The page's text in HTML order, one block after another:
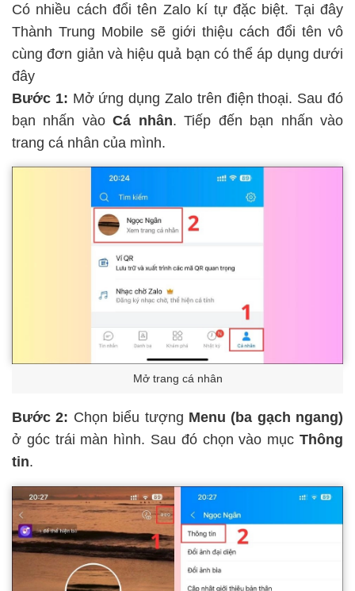
Có nhiều cách đổi tên Zalo kí tự đặc biệt. Tại đây
Thành Trung Mobile sẽ giới thiệu cách đổi tên vô
cùng đơn giản và hiệu quả bạn có thể áp dụng dưới
đây
Bước 1: Mở ứng dụng Zalo trên điện thoại. Sau đó
bạn nhấn vàoCá nhân. Tiếp đến bạn nhấn vào
trang cá nhân của mình.
Mở trang cá nhân
Bước 2: Chọn biểu tượng Menu (ba gạch ngang)
ở góc trái màn hình. Sau đó chọn vào mục Thông
tin.